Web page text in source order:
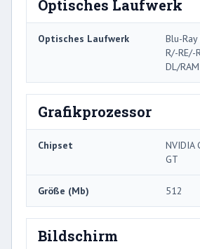
Optisches Laufwerk
Optisches Laufwerk
Blu-
R/-RE/-
DL/
Grafikprozessor
Chipset
NVIDIA
GT
Größe (Mb) 512
Bildschirm